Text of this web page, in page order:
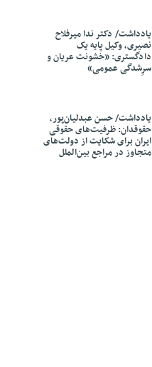
یادداشت/ دکتر ندا میرفلاح
نصیری، وکیل پایه یک
دادگستری: «خشونت عریان و
سرِشدگی عمومی»
یادداشت/ حسن عبدلیان‌پور،
حقوقدان: ظرفیت‌های حقوقی
ایران برای شکایت از دولت‌های
متجاوز در مراجع بین‌الملل